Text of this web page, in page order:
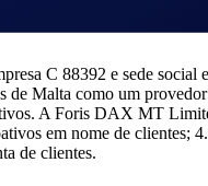
C 88392 e sede
Malta como um
A Foris DAX MT
em nome de clientes;
de clientes.